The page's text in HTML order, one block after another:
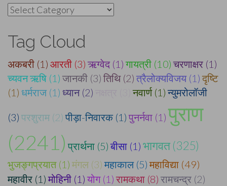
Categories
Tag Cloud
अकबरी (1) आरती (3) ऋग्वेद (1) गायत्री (10) चरणाक्षर (1)
च्यवन ऋषि (1) जानकी (3) तिथि (2) त्रैलोक्यविजय (1) दृष्टि
(1) धर्मराज (1) ध्यान (2) नवार्ण (1) न्युमरोलॉजी
(3) परशुराम (2) पीड़ा-निवारक (1) पुनर्नवा (1) पुराण
(2241) प्रार्थना (5) बीसा (1) भागवत (325)
भुजङ्गप्रयात (1) मंगल (3) महाकाल (5) महाविद्या (49)
महावीर (1) मोहिनी (1) योग (1) रामकथा (8) रामचन्द्र (2)